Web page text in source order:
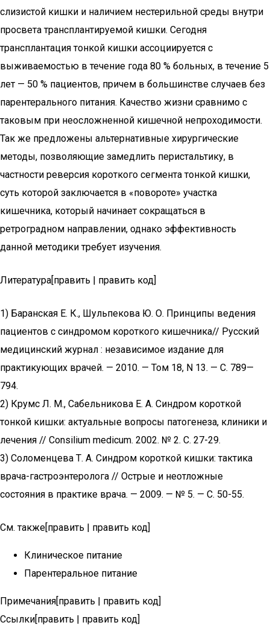
слизистой кишки и наличием нестерильной среды внутри
просвета трансплантируемой кишки. Сегодня
трансплантация тонкой кишки ассоциируется с
выживаемостью в течение года 80 % больных, в течение 5
лет — 50 % пациентов, причем в большинстве случаев без
парентерального питания. Качество жизни сравнимо с
таковым при неосложненной кишечной непроходимости.
Так же предложены альтернативные хирургические
методы, позволяющие замедлить перистальтику, в
частности реверсия короткого сегмента тонкой кишки,
суть которой заключается в «повороте» участка
кишечника, который начинает сокращаться в
ретроградном направлении, однако эффективность
данной методики требует изучения.
Литература[править | править код]
1) Баранская Е. К., Шульпекова Ю. О. Принципы ведения
пациентов с синдромом короткого кишечника// Русский
медицинский журнал : независимое издание для
практикующих врачей. — 2010. — Том 18, N 13. — С. 789—
794.
2) Крумс Л. М., Сабельникова Е. А. Синдром короткой
тонкой кишки: актуальные вопросы патогенеза, клиники и
лечения // Consilium medicum. 2002. № 2. С. 27-29.
3) Соломенцева Т. А. Синдром короткой кишки: тактика
врача-гастроэнтеролога // Острые и неотложные
состояния в практике врача. — 2009. — № 5. — С. 50-55.
См. также[править | править код]
Клиническое питание
Парентеральное питание
Примечания[править | править код]
Ссылки[править | править код]